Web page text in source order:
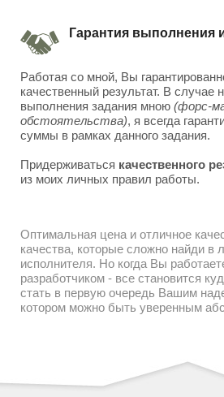
Гарантия выполнения
Работая со мной, Вы
качественный результат. В случае
выполнения задания мною (форс-
обстоятельства), я всегда
суммы в рамках данного задания.
Придерживаться качественного
из моих личных правил работы.
Оптимальная цена и отличное
качества, которые сложно найди в
исполнителя. Но когда Вы
разработчиком - все становится
стать в первую очередь Вашим
котором можно быть уверенным